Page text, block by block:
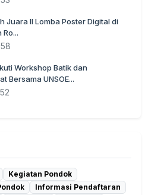
Juara II Lomba Poster Digital di
Workshop Batik dan
Bersama UNSOE...
Kegiatan Pondok
Informasi Pendaftaran